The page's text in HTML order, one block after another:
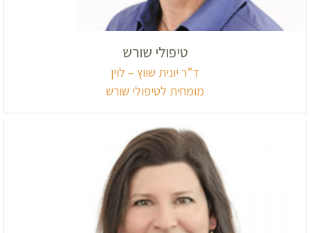
טיפולי שורש
ד”ר יונית שווץ – לוין
מומחית לטיפולי שורש